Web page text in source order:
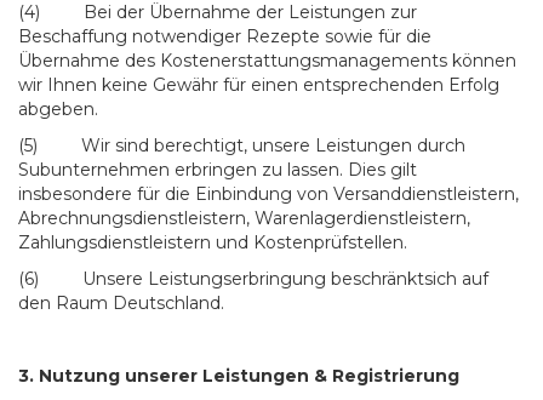
(4) Bei der Übernahme der Leistungen zur
Beschaffung notwendiger Rezepte sowie für die
Übernahme des Kostenerstattungsmanagements können
wir Ihnen keine Gewähr für einen entsprechenden Erfolg
abgeben.
(5) Wir sind berechtigt, unsere Leistungen durch
Subunternehmen erbringen zu lassen. Dies gilt
insbesondere für die Einbindung von Versanddienstleistern,
Abrechnungsdienstleistern, Warenlagerdienstleistern,
Zahlungsdienstleistern und Kostenprüfstellen.
(6) Unsere Leistungserbringung beschränktsich auf
den Raum Deutschland.
3. Nutzung unserer Leistungen & Registrierung